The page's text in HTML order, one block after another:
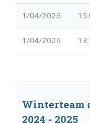
1/04/2026
1/04/2026
Winterteam
2024 - 2025